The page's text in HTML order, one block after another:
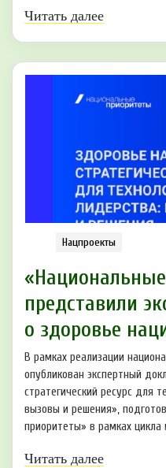
Читать далее
Нацпроекты
представили
о здоровье
В рамках реализации
опубликован экспертный
стратегический ресурс для
вызовы и решения»,
приоритеты» в рамках цикла
Читать далее